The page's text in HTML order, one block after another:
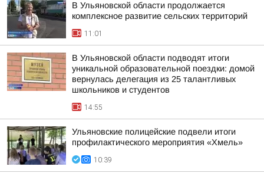
В Ульяновской области продолжается
комплексное развитие сельских территорий
11:01
В Ульяновской области подводят итоги
уникальной образовательной поездки: домой
вернулась делегация из 25 талантливых
школьников и студентов
14:55
Ульяновские полицейские подвели итоги
профилактического мероприятия «Хмель»
10:39